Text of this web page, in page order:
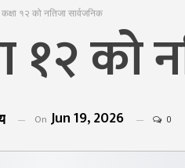
कक्षा १२ को नतिजा सार्वजनिक
१२ को
On Jun 19, 2026 0